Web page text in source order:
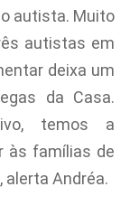
autista. Muito
autistas em
deixa um
da Casa.
temos a
às famílias de
alerta Andréa.